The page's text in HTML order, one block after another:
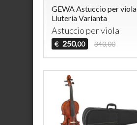
GEWA Astuccio per viola
Liuteria Varianta
Astuccio per viola
€ 250,00 340,00